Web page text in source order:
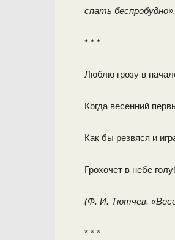
спать
* * *
Люблю грозу в
Когда весенний
Как бы резвяся и
Грохочет в небе
(Ф. И. Тютчев.
* * *